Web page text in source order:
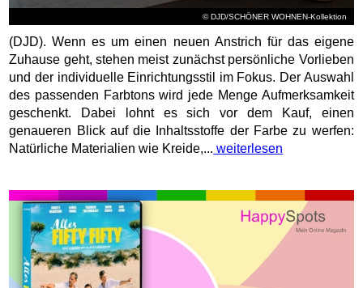
© DJD/SCHÖNER WOHNEN-Kollektion
(DJD). Wenn es um einen neuen Anstrich für das eigene
Zuhause geht, stehen meist zunächst persönliche Vorlieben
und der individuelle Einrichtungsstil im Fokus. Der Auswahl
des passenden Farbtons wird jede Menge Aufmerksamkeit
geschenkt. Dabei lohnt es sich vor dem Kauf, einen
genaueren Blick auf die Inhaltsstoffe der Farbe zu werfen:
Natürliche Materialien wie Kreide,... weiterlesen